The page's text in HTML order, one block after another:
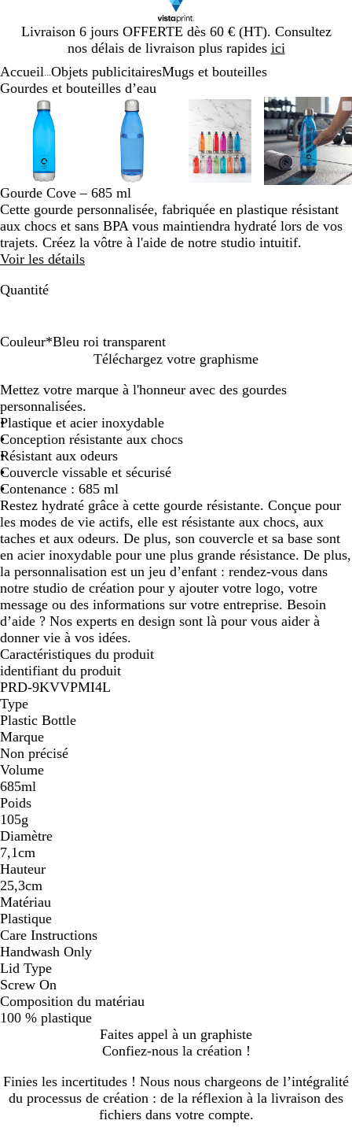
Livraison 6 jours OFFERTE dès 60 € (HT). Consultez
nos délais de livraison plus rapides ici
Diapositive
1
Accueil Objets publicitairesMugs et bouteilles
Gourdes et bouteilles d’eau
Image
zoomable
Zoom
au
minimum
Cliquez
pour
développer
Utilisez
les
touches
plus
et
moins
pour
zoomer
et
les
touches
fléchées
défiler
Image
zoomable
Zoom
au
minimum
Cliquez
pour
développer
Utilisez
les
touches
plus
et
moins
pour
zoomer
et
défiler
Image
zoomable
Zoom
au
minimum
Cliquez
pour
développer
Utilisez
les
touches
plus
et
pour
zoomer
et
Image
Zoom
au
Cliquez
pour
Utilisez
les
touches
plus
et
moins
pour
zoomer
Diapositive
Gourde Cove – 685 ml
Cette gourde personnalisée, fabriquée en plastique résistant
aux chocs et sans BPA vous maintiendra hydraté lors de vos
trajets. Créez la vôtre à l'aide de notre studio intuitif.
Voir les détails
Quantité
Couleur*Bleu roi transparent
a
n
s
p
a
r
e
n
t
e
u
r
o
i
t
r
a
n
s
p
a
r
e
n
t
Téléchargez votre graphisme
Mettez votre marque à l'honneur avec des gourdes
personnalisées.
Plastique et acier inoxydable
Conception résistante aux chocs
Résistant aux odeurs
Couvercle vissable et sécurisé
Contenance : 685 ml
Restez hydraté grâce à cette gourde résistante. Conçue pour
les modes de vie actifs, elle est résistante aux chocs, aux
taches et aux odeurs. De plus, son couvercle et sa base sont
en acier inoxydable pour une plus grande résistance. De plus,
la personnalisation est un jeu d’enfant : rendez-vous dans
notre studio de création pour y ajouter votre logo, votre
message ou des informations sur votre entreprise. Besoin
d’aide ? Nos experts en design sont là pour vous aider à
donner vie à vos idées.
Caractéristiques du produit
identifiant du produit
PRD-9KVVPMI4L
Type
Plastic Bottle
Marque
Non précisé
Volume
685ml
Poids
105g
Diamètre
7,1cm
Hauteur
25,3cm
Matériau
Plastique
Care Instructions
Handwash Only
Lid Type
Screw On
Composition du matériau
100 % plastique
Faites appel à un graphiste
Confiez-nous la création !
Finies les incertitudes ! Nous nous chargeons de l’intégralité
du processus de création : de la réflexion à la livraison des
fichiers dans votre compte.